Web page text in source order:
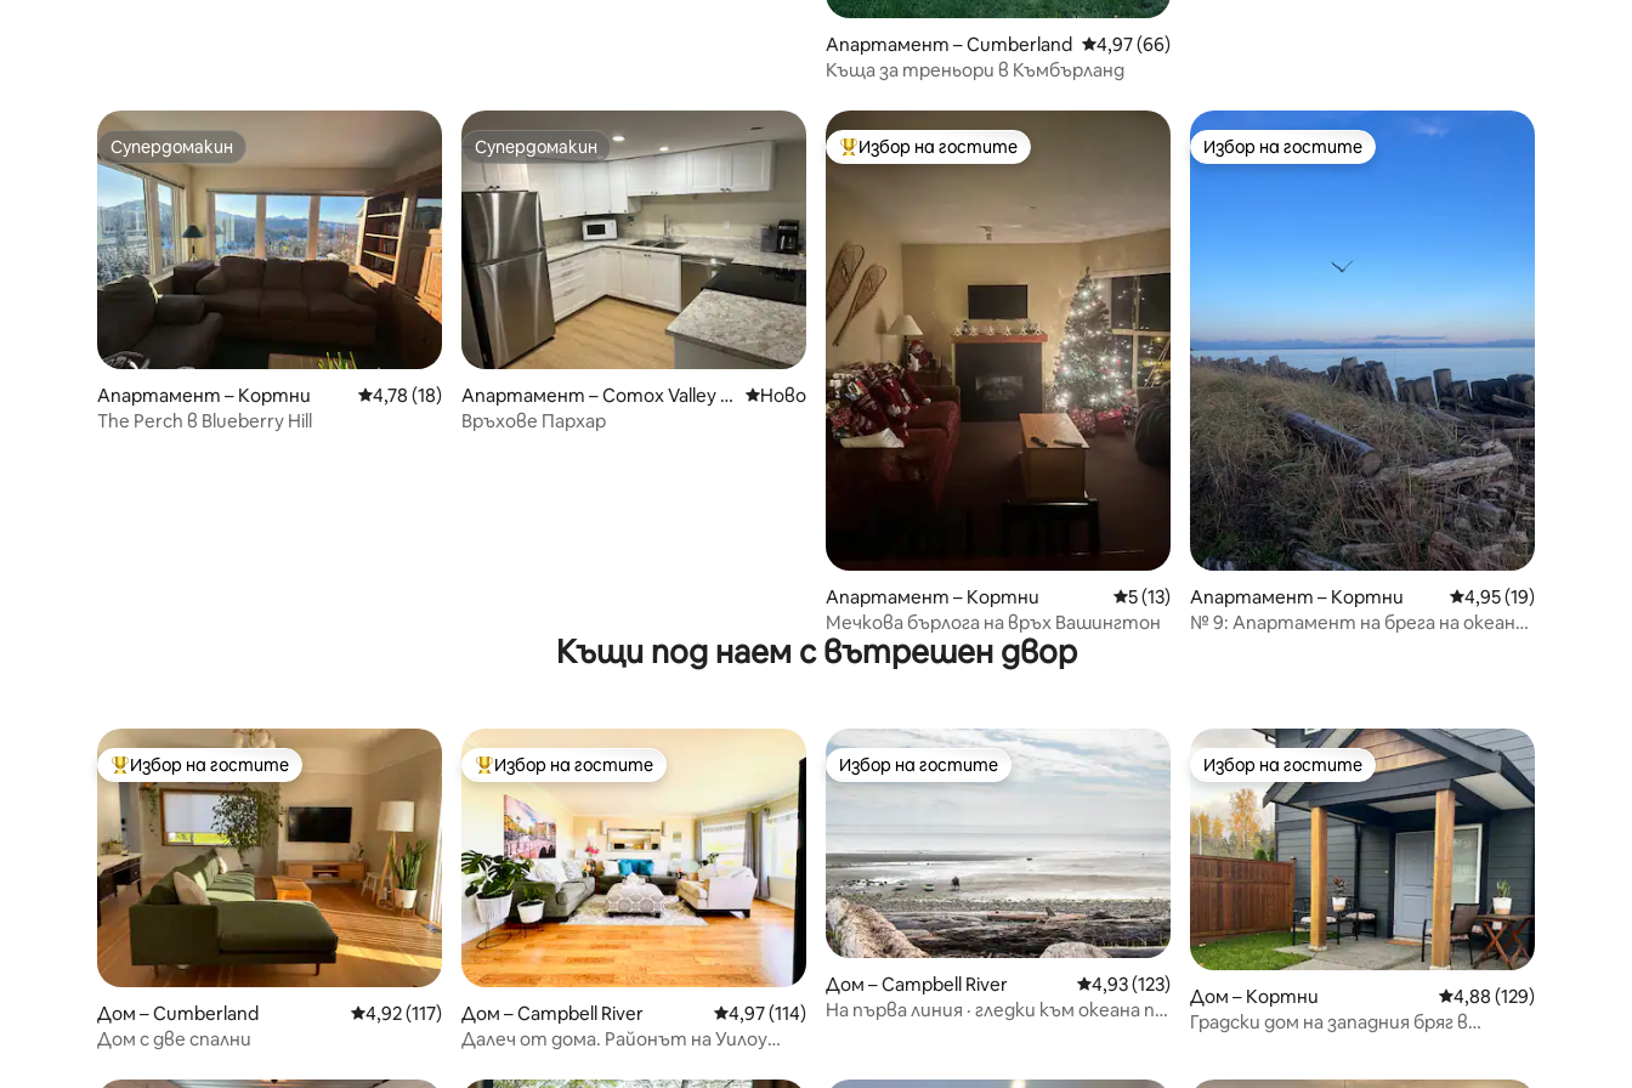
Апартамент – Cumberland Средна оценка: 4,97 от 5, 66 отзива
4,97 (66)
Къща за треньори в Къмбърланд
Супердомакин
Супердомакин
Апартамент – Кортни Средна оценка: 4,78 от 5, 18 отзива
4,78 (18)
The Perch в Blueberry Hill
Супердомакин
Супердомакин
Апартамент – Comox Valley C
(Puntledge-B*
Ново място за отсядане
Ново
Връхове Пархар
Най-популярен избор на гостите
Избор на гостите
Апартамент – Кортни Средна оценка: 5 от 5, 13 отзива
5 (13)
Мечкова бърлога на връх Вашингтон
Избор на гостите
Избор на гостите
Апартамент – Кортни Средна оценка:
4,95 (19)
№ 9: Апартамент на брега на океана
Къщи под наем с вътрешен двор
Най-популярен избор на гостите
Избор на гостите
Дом – Cumberland Средна оценка: 4,92 от 5, 117 отзива
4,92 (117)
Дом с две спални
Най-популярен избор на гостите
Избор на гостите
Дом – Campbell River Средна оценка: 4,97 от 5, 114 отзива
4,97 (114)
Далеч от дома. Районът на Уилоу
Избор на гостите
Избор на гостите
Дом – Campbell River Средна оценка: 4,93 от 5, 123 отзива
4,93 (123)
На първа линия · гледки към океана по
Избор на гостите
Избор на гостите
Дом – Кортни Средна оценка: 4,88
4,88 (129)
Градски дом на западния бряг в